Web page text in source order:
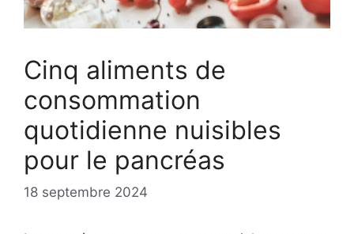
Cinq aliments de
consommation
quotidienne nuisibles
pour le pancréas
18 septembre 2024